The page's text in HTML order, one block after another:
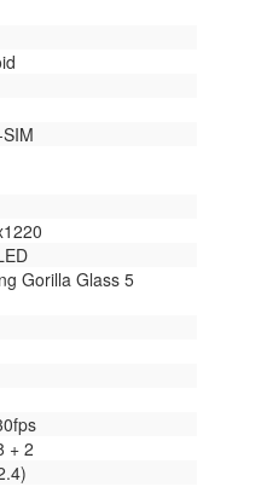
Gorilla Glass 5
+ 2